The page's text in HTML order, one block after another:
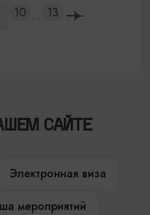
10 ... 13
САЙТЕ
Электронная виза
мероприятий